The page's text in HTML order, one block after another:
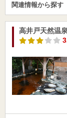
関連情報から探す
高井戸天然温